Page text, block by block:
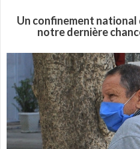
Un confinement
notre dernière